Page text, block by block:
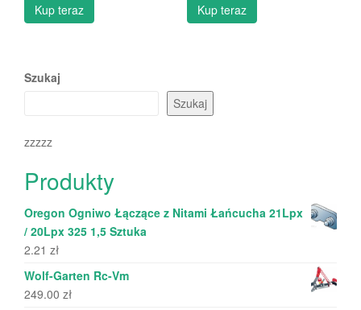
Kup teraz Kup teraz
Szukaj
Szukaj
zzzzz
Produkty
Oregon Ogniwo Łączące z Nitami Łańcucha 21Lpx
/ 20Lpx 325 1,5 Sztuka
2.21 zł
Wolf-Garten Rc-Vm
249.00 zł